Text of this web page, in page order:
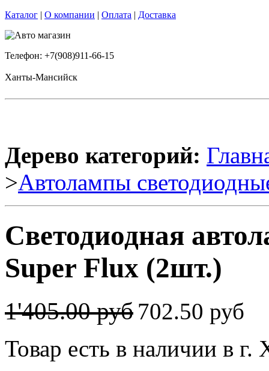
Каталог | О компании | Оплата | Доставка
Телефон: +7(908)911-66-15
Ханты-Мансийск
Дерево категорий:
>Автолампы
Светодиодная
Super Flux (2шт.)
1'405.00 руб 702.50 руб
Товар есть в наличии в